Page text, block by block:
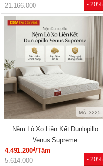
- 20%
21.166.000
- 20%
MÃ: 3225
Nệm Lò Xo Liên Kết Dunlopillo
Venus Supreme
4.491.200đ/Tấm
5.614.000